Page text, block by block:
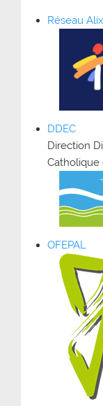
Réseau
DDEC
Direction
Catholique
OFEPAL